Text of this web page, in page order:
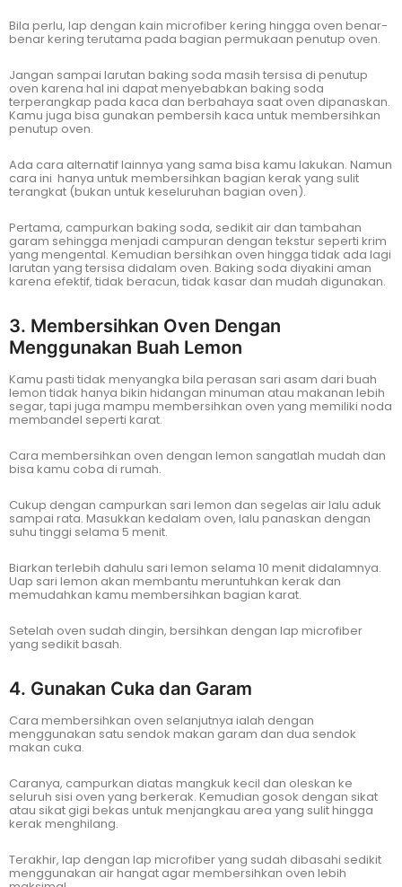
Bila perlu, lap dengan kain microfiber kering hingga oven benar-
benar kering terutama pada bagian permukaan penutup oven.
Jangan sampai larutan baking soda masih tersisa di penutup
oven karena hal ini dapat menyebabkan baking soda
terperangkap pada kaca dan berbahaya saat oven dipanaskan.
Kamu juga bisa gunakan pembersih kaca untuk membersihkan
penutup oven.
Ada cara alternatif lainnya yang sama bisa kamu lakukan. Namun
cara ini hanya untuk membersihkan bagian kerak yang sulit
terangkat (bukan untuk keseluruhan bagian oven).
Pertama, campurkan baking soda, sedikit air dan tambahan
garam sehingga menjadi campuran dengan tekstur seperti krim
yang mengental. Kemudian bersihkan oven hingga tidak ada lagi
larutan yang tersisa didalam oven. Baking soda diyakini aman
karena efektif, tidak beracun, tidak kasar dan mudah digunakan.
3. Membersihkan Oven Dengan
Menggunakan Buah Lemon
Kamu pasti tidak menyangka bila perasan sari asam dari buah
lemon tidak hanya bikin hidangan minuman atau makanan lebih
segar, tapi juga mampu membersihkan oven yang memiliki noda
membandel seperti karat.
Cara membersihkan oven dengan lemon sangatlah mudah dan
bisa kamu coba di rumah.
Cukup dengan campurkan sari lemon dan segelas air lalu aduk
sampai rata. Masukkan kedalam oven, lalu panaskan dengan
suhu tinggi selama 5 menit.
Biarkan terlebih dahulu sari lemon selama 10 menit didalamnya.
Uap sari lemon akan membantu meruntuhkan kerak dan
memudahkan kamu membersihkan bagian karat.
Setelah oven sudah dingin, bersihkan dengan lap microfiber
yang sedikit basah.
4. Gunakan Cuka dan Garam
Cara membersihkan oven selanjutnya ialah dengan
menggunakan satu sendok makan garam dan dua sendok
makan cuka.
Caranya, campurkan diatas mangkuk kecil dan oleskan ke
seluruh sisi oven yang berkerak. Kemudian gosok dengan sikat
atau sikat gigi bekas untuk menjangkau area yang sulit hingga
kerak menghilang.
Terakhir, lap dengan lap microfiber yang sudah dibasahi sedikit
menggunakan air hangat agar membersihkan oven lebih